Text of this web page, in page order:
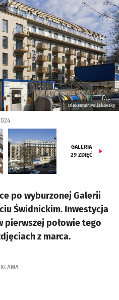
Oleksandr Poliakovsky
GALERIA
29 ZDJĘĆ
po wyburzonej Galerii
Świdnickim. Inwestycja
pierwszej połowie tego
z marca.